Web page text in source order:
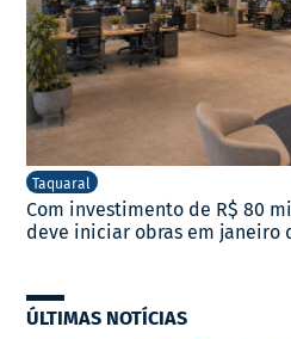
Taquaral
Com investimento de R$ 80
deve iniciar obras em janeiro
ÚLTIMAS NOTÍCIAS